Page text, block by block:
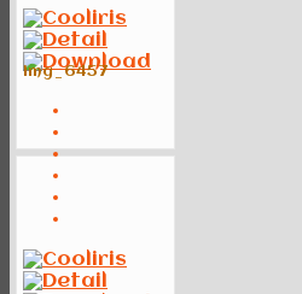
img_6457